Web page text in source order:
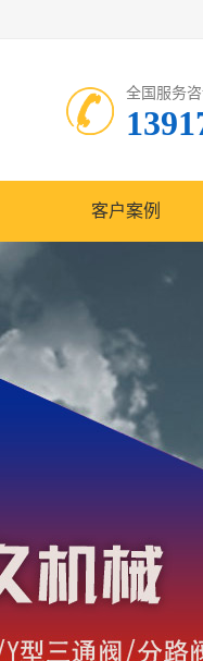
全国服务
客户案例